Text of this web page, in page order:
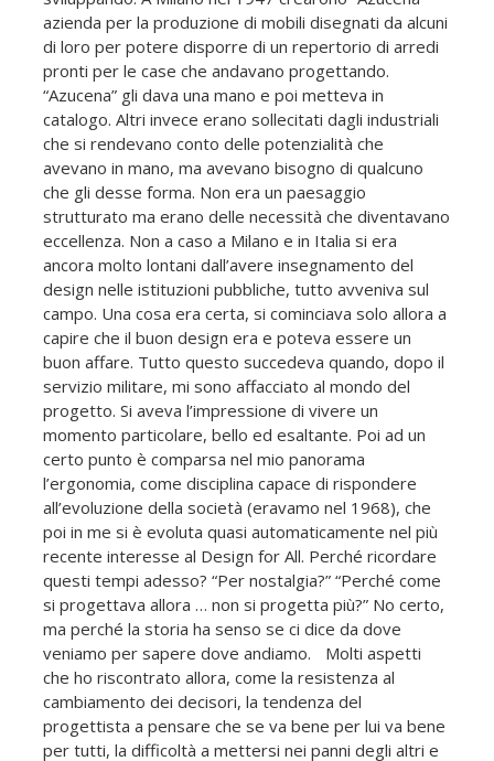
azienda per la produzione di mobili disegnati da alcuni
di loro per potere disporre di un repertorio di arredi
pronti per le case che andavano progettando.
“Azucena” gli dava una mano e poi metteva in
catalogo. Altri invece erano sollecitati dagli industriali
che si rendevano conto delle potenzialità che
avevano in mano, ma avevano bisogno di qualcuno
che gli desse forma. Non era un paesaggio
strutturato ma erano delle necessità che diventavano
eccellenza. Non a caso a Milano e in Italia si era
ancora molto lontani dall’avere insegnamento del
design nelle istituzioni pubbliche, tutto avveniva sul
campo. Una cosa era certa, si cominciava solo allora a
capire che il buon design era e poteva essere un
buon affare. Tutto questo succedeva quando, dopo il
servizio militare, mi sono affacciato al mondo del
progetto. Si aveva l’impressione di vivere un
momento particolare, bello ed esaltante. Poi ad un
certo punto è comparsa nel mio panorama
l’ergonomia, come disciplina capace di rispondere
all’evoluzione della società (eravamo nel 1968), che
poi in me si è evoluta quasi automaticamente nel più
recente interesse al Design for All. Perché ricordare
questi tempi adesso? “Per nostalgia?” “Perché come
si progettava allora … non si progetta più?” No certo,
ma perché la storia ha senso se ci dice da dove
veniamo per sapere dove andiamo. Molti aspetti
che ho riscontrato allora, come la resistenza al
cambiamento dei decisori, la tendenza del
progettista a pensare che se va bene per lui va bene
per tutti, la difficoltà a mettersi nei panni degli altri e